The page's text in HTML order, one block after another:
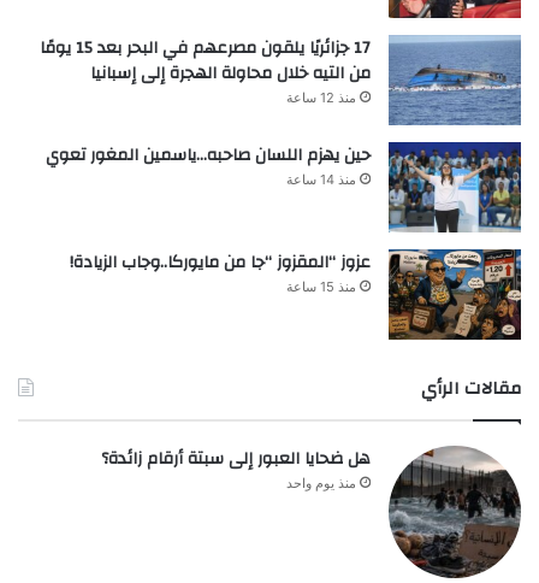
17 جزائريًا يلقون مصرعهم في البحر بعد 15 يومًا
من التيه خلال محاولة الهجرة إلى إسبانيا
منذ 12 ساعة
حين يهزم اللسان صاحبه…ياسمين المغور تعوي
منذ 14 ساعة
عزوز “المقزوز “جا من مايوركا..وجاب الزيادة!
منذ 15 ساعة
مقالات الرأي
هل ضحايا العبور إلى سبتة أرقام زائدة؟
منذ يوم واحد